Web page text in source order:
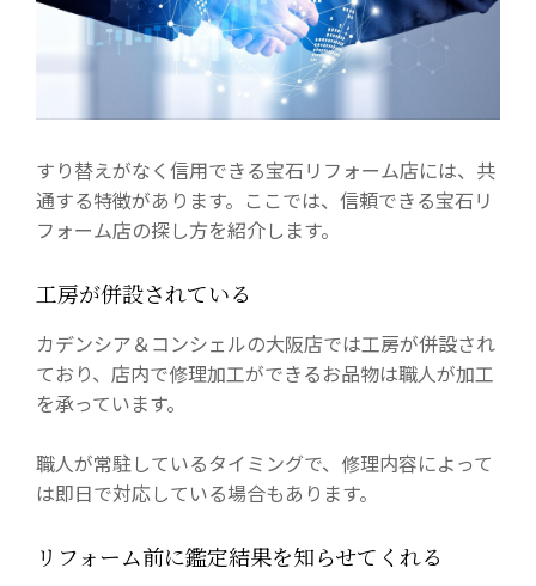
すり替えがなく信用できる宝石リフォーム店には、共
通する特徴があります。ここでは、信頼できる宝石リ
フォーム店の探し方を紹介します。
工房が併設されている
カデンシア＆コンシェルの大阪店では工房が併設され
ており、店内で修理加工ができるお品物は職人が加工
を承っています。
職人が常駐しているタイミングで、修理内容によって
は即日で対応している場合もあります。
リフォーム前に鑑定結果を知らせてくれる